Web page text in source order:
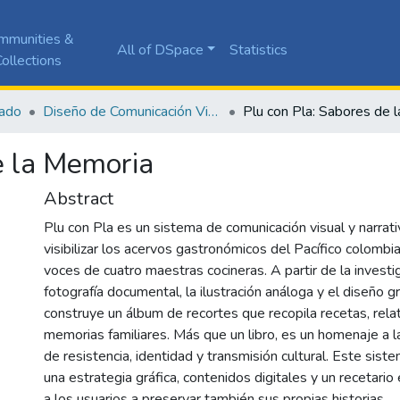
&
All of DSpace Statistics
Diseño de Comunicación Visual
la Memoria
Abstract
Plu con Pla es un sistema de comunicación visual y
visibilizar los acervos gastronómicos del Pacífico
voces de cuatro maestras cocineras. A partir de la
fotografía documental, la ilustración análoga y el diseño
construye un álbum de recortes que recopila recetas,
memorias familiares. Más que un libro, es un homenaje a
de resistencia, identidad y transmisión cultural. Este
una estrategia gráfica, contenidos digitales y un recetario